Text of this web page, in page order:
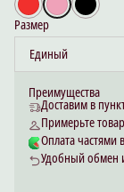
Размер
Единый
Преимущества
Доставим в
Примерьте
Оплата частями
Удобный обмен